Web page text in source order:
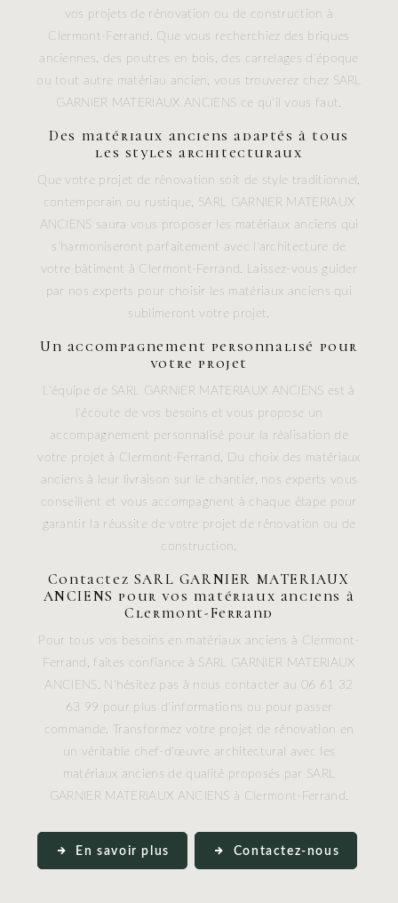
vos projets de rénovation ou de construction à
Clermont-Ferrand. Que vous recherchiez des briques
anciennes, des poutres en bois, des carrelages d'époque
ou tout autre matériau ancien, vous trouverez chez SARL
GARNIER MATERIAUX ANCIENS ce qu'il vous faut.
Des matériaux anciens adaptés à tous
les styles architecturaux
Que votre projet de rénovation soit de style traditionnel,
contemporain ou rustique, SARL GARNIER MATERIAUX
ANCIENS saura vous proposer les matériaux anciens qui
s'harmoniseront parfaitement avec l'architecture de
votre bâtiment à Clermont-Ferrand. Laissez-vous guider
par nos experts pour choisir les matériaux anciens qui
sublimeront votre projet.
Un accompagnement personnalisé pour
votre projet
L'équipe de SARL GARNIER MATERIAUX ANCIENS est à
l'écoute de vos besoins et vous propose un
accompagnement personnalisé pour la réalisation de
votre projet à Clermont-Ferrand. Du choix des matériaux
anciens à leur livraison sur le chantier, nos experts vous
conseillent et vous accompagnent à chaque étape pour
garantir la réussite de votre projet de rénovation ou de
construction.
Contactez SARL GARNIER MATERIAUX
ANCIENS pour vos matériaux anciens à
Clermont-Ferrand
Pour tous vos besoins en matériaux anciens à Clermont-
Ferrand, faites confiance à SARL GARNIER MATERIAUX
ANCIENS. N'hésitez pas à nous contacter au 06 61 32
63 99 pour plus d'informations ou pour passer
commande. Transformez votre projet de rénovation en
un véritable chef-d'œuvre architectural avec les
matériaux anciens de qualité proposés par SARL
GARNIER MATERIAUX ANCIENS à Clermont-Ferrand.
En savoir plus Contactez-nous